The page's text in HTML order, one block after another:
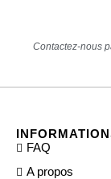
Contactez-nous
FAQ
A propos